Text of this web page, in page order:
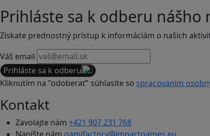
Prihláste sa k odberu nášho
Získate prednostný prístup k informáciám o našich
Váš email
Prihláste sa k odberu
Kliknutím na "odoberať" súhlasíte so spracovaním
Kontakt
Zavolajte nám +421 907 231 768